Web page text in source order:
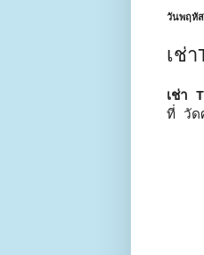
วันพฤหั
เช่
เช่า
ที่ วัด